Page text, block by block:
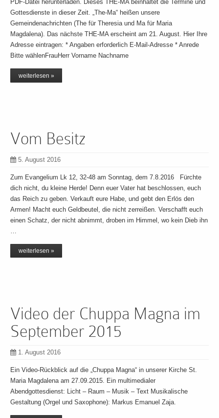
PDF-Datei herunterladen. Dieses THE-MA beinhaltet die Termine und
Gottesdienste in dieser Zeit. „The-Ma“ heißen unsere
Gemeindenachrichten (The für Theresia und Ma für Maria
Magdalena). Das nächste THE-MA erscheint am 21. August. Hier Ihre
Adresse eintragen: * Angaben erforderlich E-Mail-Adresse * Anrede
Bitte wählenFrauHerr Vorname Nachname
weiterlesen »
Vom Besitz
5. August 2016
Zum Evangelium Lk 12, 32-48 am Sonntag, dem 7.8.2016 Fürchte
dich nicht, du kleine Herde! Denn euer Vater hat beschlossen, euch
das Reich zu geben. Verkauft eure Habe, und gebt den Erlös den
Armen! Macht euch Geldbeutel, die nicht zerreißen. Verschafft euch
einen Schatz, der nicht abnimmt, droben im Himmel, wo kein Dieb ihn
weiterlesen »
Video der Chuppa Magna im
September 2015
1. August 2016
Ein Video-Rückblick auf die „Chuppa Magna“ in unserer Kirche St.
Maria Magdalena am 27.09.2015. Ein multimedialer
Abendgottesdienst: Licht – Raum – Musik – Text Musikalische
Gestaltung (Orgel und Saxophone): Markus Emanuel Zaja.